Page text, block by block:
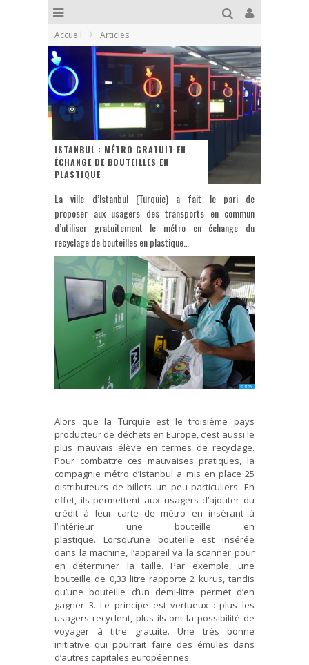
Accueil Articles
ISTANBUL : MÉTRO GRATUIT EN
ÉCHANGE DE BOUTEILLES EN
PLASTIQUE
La ville d’Istanbul (Turquie) a fait le pari de
proposer aux usagers des transports en commun
d’utiliser gratuitement le métro en échange du
recyclage de bouteilles en plastique…
Alors que la Turquie est le troisième pays
producteur de déchets en Europe, c’est aussi le
plus mauvais élève en termes de recyclage.
Pour combattre ces mauvaises pratiques, la
compagnie métro d’Istanbul a mis en place 25
distributeurs de billets un peu particuliers. En
effet, ils permettent aux usagers d’ajouter du
crédit à leur carte de métro en insérant à
l’intérieur une bouteille en
plastique. Lorsqu’une bouteille est insérée
dans la machine, l’appareil va la scanner pour
en déterminer la taille. Par exemple, une
bouteille de 0,33 litre rapporte 2 kurus, tandis
qu’une bouteille d’un demi-litre permet d’en
gagner 3. Le principe est vertueux : plus les
usagers recyclent, plus ils ont la possibilité de
voyager à titre gratuite. Une très bonne
initiative qui pourrait faire des émules dans
d’autres capitales européennes.